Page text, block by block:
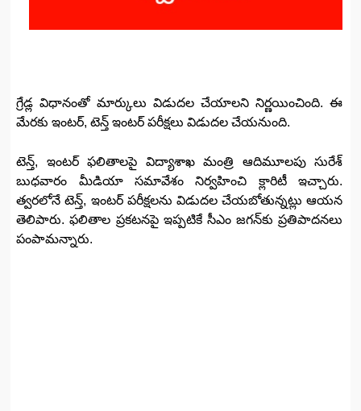
గ్రేడ్ల విధానంతో మార్కులు విడుదల చేయాలని నిర్ణయించింది. ఈ
మేరకు ఇంటర్, టెన్త్ ఇంటర్ పరీక్షలు విడుదల చేయనుంది.
టెన్త్, ఇంటర్ ఫలితాలపై విద్యాశాఖ మంత్రి ఆదిమూలపు సురేశ్
బుధవారం మీడియా సమావేశం నిర్వహించి క్లారిటీ ఇచ్చారు.
త్వరలోనే టెన్త్, ఇంటర్ పరీక్షలను విడుదల చేయబోతున్నట్లు ఆయన
తెలిపారు. ఫలితాల ప్రకటనపై ఇప్పటికే సీఎం జగన్‌కు ప్రతిపాదనలు
పంపామన్నారు.